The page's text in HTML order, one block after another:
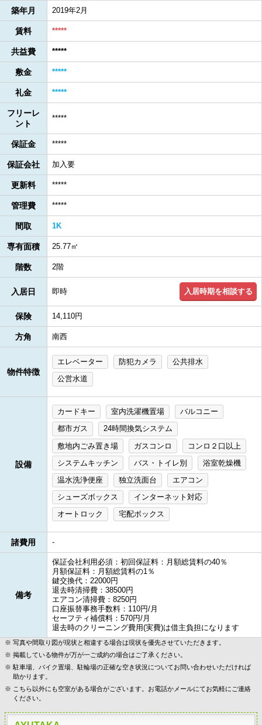
築年月 2019年2月
賃料 *****
共益費 *****
敷金 *****
礼金 *****
フリーレ
ント
*****
保証金 *****
保証会社 加入要
更新料 *****
管理費 *****
間取 1K
専有面積 25.77㎡
階数 2階
入居日 即時 入居時期を相談する
保険 14,110円
方角 南西
物件特徴
エレベーター 防犯カメラ
公共排水
公営水道
設備
カードキー 室内洗濯機置場
バルコニー
都市ガス
24時間換気システム
敷地内ごみ置き場
ガスコンロ
コンロ２口以上
システムキッチン
バス・トイレ別
浴室乾燥機
温水洗浄便座
独立洗面台
エアコン
シューズボックス
インターネット対応
オートロック
宅配ボックス
諸費用 -
備考
保証会社利用必須：初回保証料：月額総賃料の40％
月額保証料：月額総賃料の1％
鍵交換代：22000円
退去時清掃費：38500円
エアコン清掃費：8250円
口座振替事務手数料：110円/月
セーフティ補償料：570円/月
退去時のクリーニング費用(実費)は借主負担になります
写真や間取り図が現状と相違する場合は現状を優先させていただきます。
掲載している物件が万が一ご成約の場合はご了承ください。
駐車場、バイク置場、駐輪場の正確な空き状況についてお問い合わせいただければ
助かります。
こちら以外にも空室がある場合がございます。お電話かメールにてお気軽にご連絡
ください。